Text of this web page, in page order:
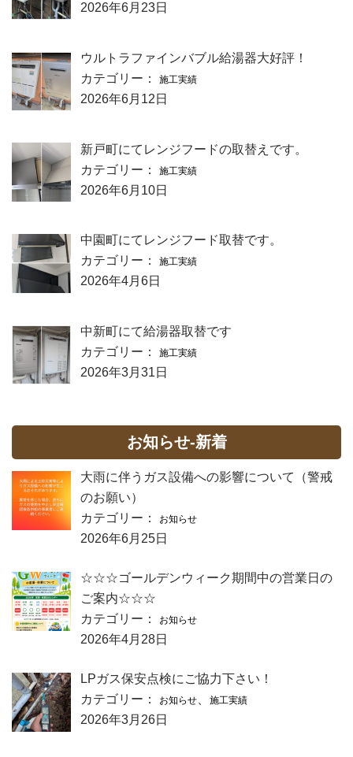
2026年6月23日
ウルトラファインバブル給湯器大好評！
カテゴリー：
施工実績
2026年6月12日
新戸町にてレンジフードの取替えです。
カテゴリー：
施工実績
2026年6月10日
中園町にてレンジフード取替です。
カテゴリー：
施工実績
2026年4月6日
中新町にて給湯器取替です
カテゴリー：
施工実績
2026年3月31日
お知らせ-新着
大雨に伴うガス設備への影響について（警戒
のお願い）
カテゴリー：
お知らせ
2026年6月25日
☆☆☆ゴールデンウィーク期間中の営業日の
ご案内☆☆☆
カテゴリー：
お知らせ
2026年4月28日
LPガス保安点検にご協力下さい！
カテゴリー：
お知らせ 施工実績
2026年3月26日